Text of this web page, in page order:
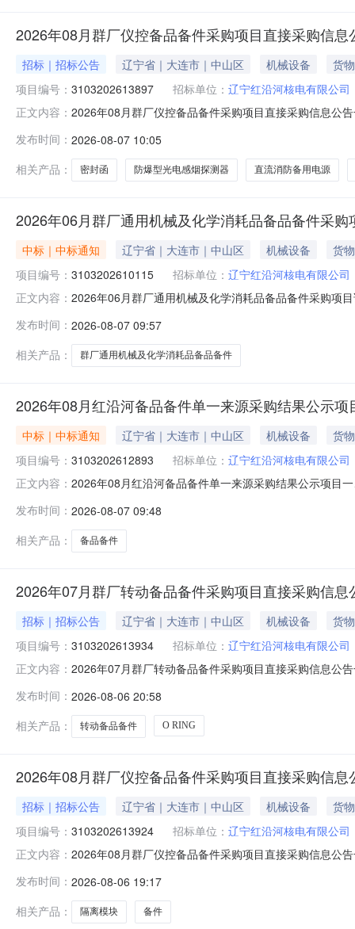
2026年08月群厂仪控备品备件采购项目直接采购信息
招标｜招标公告 辽宁省｜大连市｜中山区 机械设备
货物
项目编号： 3103202613897 招标单位： 辽宁红沿河核电有限公司
正文内容： 2026年08月群厂仪控备品备件采购项目直接采购信息公
购内容：防爆型光电感烟探测器[D01101A-
发布时间： 2026-08-07 10:05
相关产品：
密封函 防爆型光电感烟探测器 直流消防备用电源
2026年06月群厂通用机械及化学消耗品备品备件采
中标｜中标通知 辽宁省｜大连市｜中山区 机械设备
货物
项目编号： 3103202610115 招标单位： 辽宁红沿河核电有限公司
正文内容： 2026年06月群厂通用机械及化学消耗品备品备件采购项
货物采购方式：询比资格条件：（1）依法设立的证明材
发布时间： 2026-08-07 09:57
相关产品：
群厂通用机械及化学消耗品备品备件
2026年08月红沿河备品备件单一来源采购结果公示项
中标｜中标通知 辽宁省｜大连市｜中山区 机械设备
货物
项目编号： 3103202612893 招标单位： 辽宁红沿河核电有限公司
正文内容： 2026年08月红沿河备品备件单一来源采购结果公示项目
批备件采购方式：直接采购采用直接采购原因：需向原
气有限
发布时间： 2026-08-07 09:48
相关产品：
备品备件
2026年07月群厂转动备品备件采购项目直接采购信息
招标｜招标公告 辽宁省｜大连市｜中山区 机械设备
货物
项目编号： 3103202613934 招标单位： 辽宁红沿河核电有限公司
正文内容： 2026年07月群厂转动备品备件采购项目直接采购信息公
购内容：ORING等一批备件计划交付时间：计划交付地
发布时间： 2026-08-06 20:58
相关产品：
转动备品备件 O RING
2026年08月群厂仪控备品备件采购项目直接采购信息
招标｜招标公告 辽宁省｜大连市｜中山区 机械设备
货物
项目编号： 3103202613924 招标单位： 辽宁红沿河核电有限公司
正文内容： 2026年08月群厂仪控备品备件采购项目直接采购信息公
购内容：隔离模块等一批备件计划交付时间：计划交付
发布时间： 2026-08-06 19:17
相关产品：
隔离模块 备件